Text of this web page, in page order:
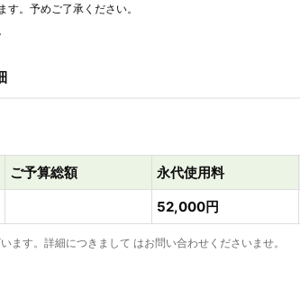
。予めご了承ください。
ご予算総額 永代使用料
52,000円
ます。詳細につきまして はお問い合わせくださいませ。